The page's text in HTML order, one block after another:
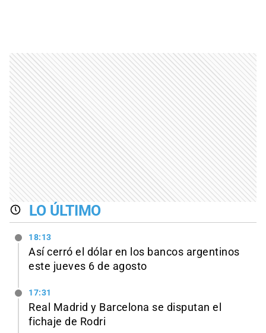
LO ÚLTIMO
18:13
Así cerró el dólar en los bancos argentinos
este jueves 6 de agosto
17:31
Real Madrid y Barcelona se disputan el
fichaje de Rodri